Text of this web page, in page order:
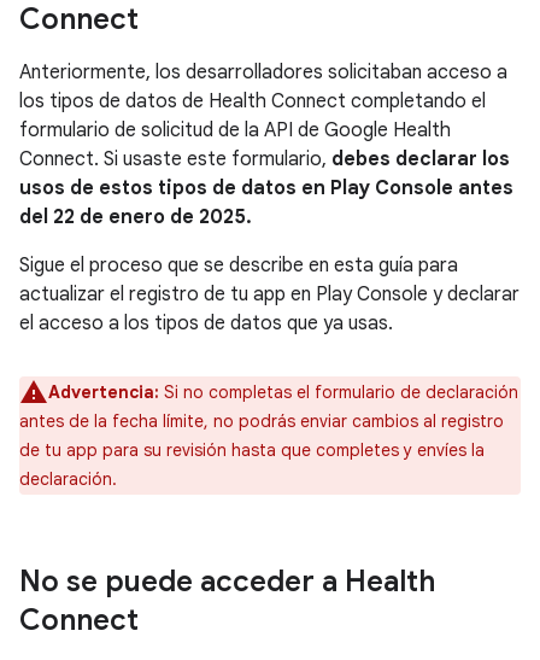
Connect
Anteriormente, los desarrolladores solicitaban acceso a
los tipos de datos de Health Connect completando el
formulario de solicitud de la API de Google Health
Connect. Si usaste este formulario, debes declarar los
usos de estos tipos de datos en Play Console antes
del 22 de enero de 2025.
Sigue el proceso que se describe en esta guía para
actualizar el registro de tu app en Play Console y declarar
el acceso a los tipos de datos que ya usas.
Advertencia: Si no completas el formulario de declaración
antes de la fecha límite, no podrás enviar cambios al registro
de tu app para su revisión hasta que completes y envíes la
declaración.
No se puede acceder a Health
Connect